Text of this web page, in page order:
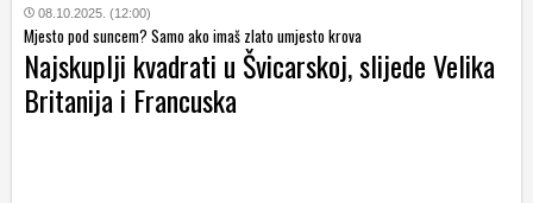
08.10.2025. (12:00)
Mjesto pod suncem? Samo ako imaš zlato umjesto krova
Najskuplji kvadrati u Švicarskoj, slijede Velika
Britanija i Francuska